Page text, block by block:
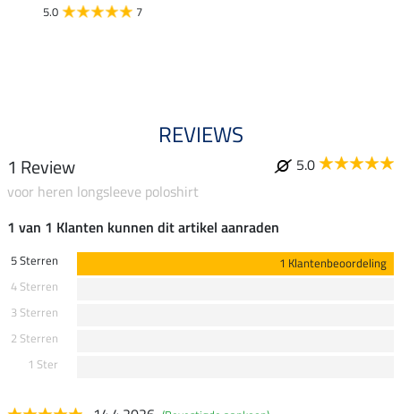
5.0 7
REVIEWS
1 Review
5.0
voor heren longsleeve poloshirt
1 van 1 Klanten kunnen dit artikel aanraden
5 Sterren
1 Klantenbeoordeling
4 Sterren
3 Sterren
2 Sterren
1 Ster